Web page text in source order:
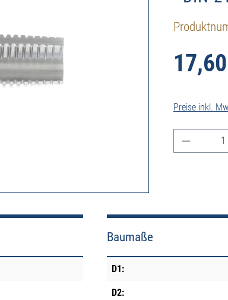
Preise inkl.
Produkt
Baumaße
D1:
D2: